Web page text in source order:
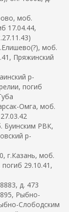
моб.
17.04.44,
моб.
Пряжинский
р-
погиб
Омга, моб.
Буинским РВК,
р-
моб.
29.10.41,
д. 473
Рыбно-
Слободским